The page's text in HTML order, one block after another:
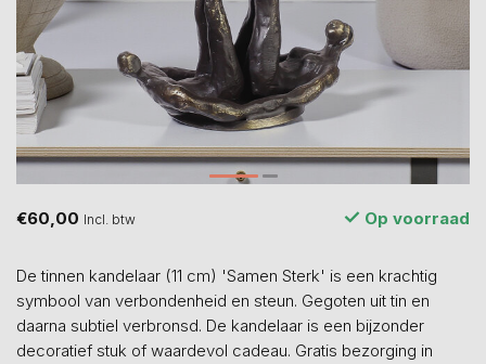
€60,00 Incl. btw Op voorraad
De tinnen kandelaar (11 cm) 'Samen Sterk' is een krachtig
symbool van verbondenheid en steun. Gegoten uit tin en
daarna subtiel verbronsd. De kandelaar is een bijzonder
decoratief stuk of waardevol cadeau. Gratis bezorging in